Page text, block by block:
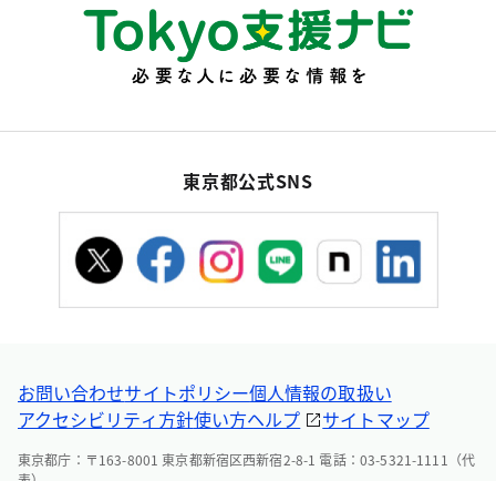
東京都公式SNS
お問い合わせサイトポリシー個人情報の取扱い
アクセシビリティ方針使い方ヘルプ サイトマップ
東京都庁：〒163-8001 東京都新宿区西新宿2-8-1 電話：03-5321-1111（代